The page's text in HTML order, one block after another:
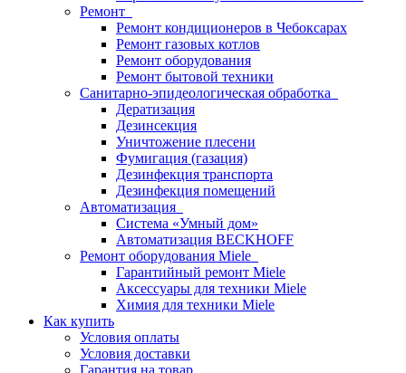
Ремонт
Ремонт кондиционеров в Чебоксарах
Ремонт газовых котлов
Ремонт оборудования
Ремонт бытовой техники
Санитарно-эпидеологическая обработка
Дератизация
Дезинсекция
Уничтожение плесени
Фумигация (газация)
Дезинфекция транспорта
Дезинфекция помещений
Автоматизация
Система «Умный дом»
Автоматизация BECKHOFF
Ремонт оборудования Miele
Гарантийный ремонт Miele
Аксессуары для техники Miele
Химия для техники Miele
Как купить
Условия оплаты
Условия доставки
Гарантия на товар